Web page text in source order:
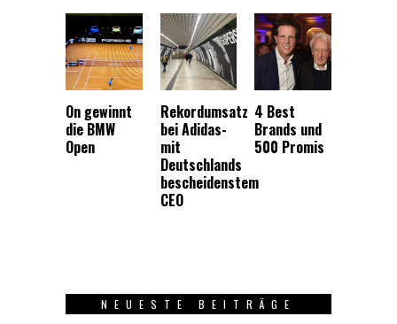
On gewinnt
die BMW
Open
Rekordumsatz
bei Adidas-
mit
Deutschlands
bescheidenstem
CEO
4 Best
Brands und
500 Promis
NEUESTE BEITRÄGE